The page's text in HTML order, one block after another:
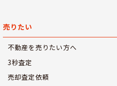
売りたい
不動産を売りたい方へ
3秒査定
売却査定依頼